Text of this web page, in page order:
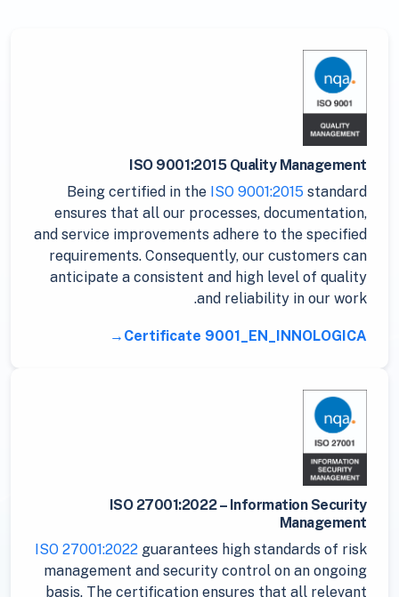
ISO 9001:2015 Quality Management
Being certified in the ISO 9001:2015 standard
ensures that all our processes, documentation,
and service improvements adhere to the specified
requirements. Consequently, our customers can
anticipate a consistent and high level of quality
and reliability in our work.
Certificate 9001_EN_INNOLOGICA
ISO 27001:2022 – Information Security
Management
ISO 27001:2022 guarantees high standards of risk
management and security control on an ongoing
basis. The certification ensures that all relevant